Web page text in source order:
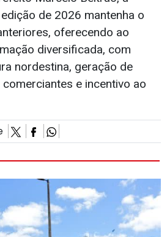
de 2026 mantenha o
oferecendo ao
diversificada, com
nordestina, geração de
e incentivo ao